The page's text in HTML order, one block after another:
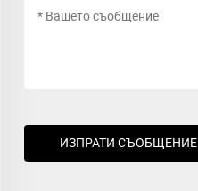
ИЗПРАТИ СЪОБЩЕНИЕ